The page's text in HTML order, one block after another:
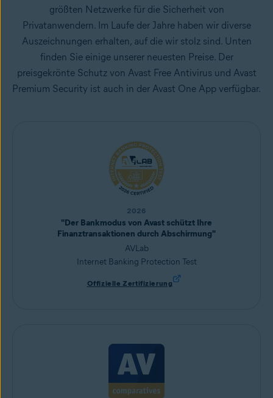
größten Netzwerke für die Sicherheit von
Privatanwendern. Im Laufe der Jahre haben wir diverse
Auszeichnungen erhalten, auf die wir stolz sind. Unten
finden Sie einige unserer neuesten Preise. Der
preisgekrönte Schutz von Avast Free Antivirus und Avast
Premium Security ist auch in der Avast One App verfügbar.
2026
"Der Bankmodus von Avast schützt Ihre
Finanztransaktionen durch Abschirmung"
AVLab
Internet Banking Protection Test
Offizielle Zertifizierung